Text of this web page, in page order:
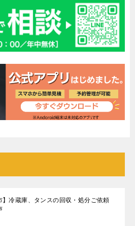
】冷蔵庫、タンスの回収・処分ご依頼